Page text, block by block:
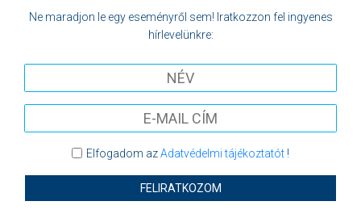
Ne maradjon le egy eseményről sem! Iratkozzon fel ingyenes
hírlevelünkre:
Elfogadom azAdatvédelmi tájékoztatót!
FELIRATKOZOM